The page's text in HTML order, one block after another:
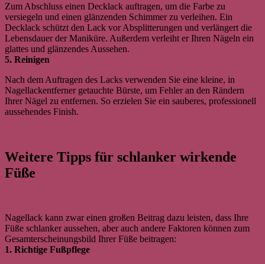
Zum Abschluss einen Decklack auftragen, um die Farbe zu
versiegeln und einen glänzenden Schimmer zu verleihen. Ein
Decklack schützt den Lack vor Absplitterungen und verlängert die
Lebensdauer der Maniküre. Außerdem verleiht er Ihren Nägeln ein
glattes und glänzendes Aussehen.
5. Reinigen
Nach dem Auftragen des Lacks verwenden Sie eine kleine, in
Nagellackentferner getauchte Bürste, um Fehler an den Rändern
Ihrer Nägel zu entfernen. So erzielen Sie ein sauberes, professionell
aussehendes Finish.
Weitere Tipps für schlanker wirkende
Füße
Nagellack kann zwar einen großen Beitrag dazu leisten, dass Ihre
Füße schlanker aussehen, aber auch andere Faktoren können zum
Gesamterscheinungsbild Ihrer Füße beitragen:
1. Richtige Fußpflege